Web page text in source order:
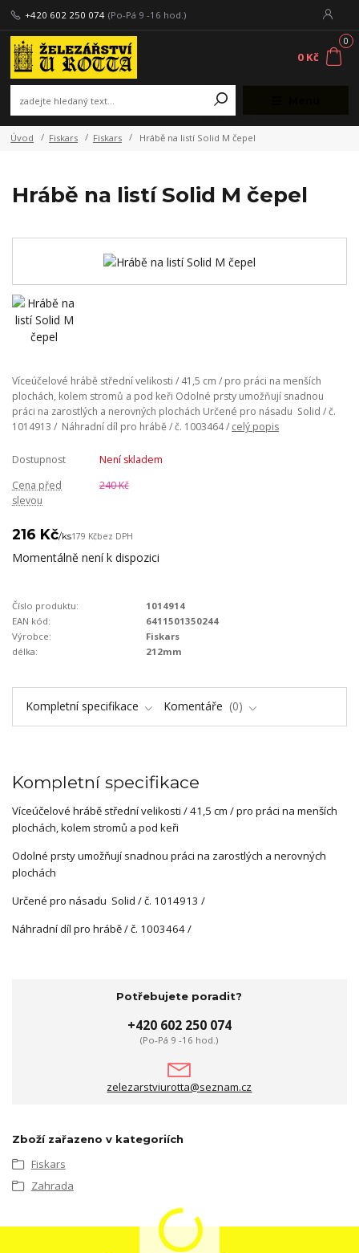
+420 602 250 074 (Po-Pá 9 -16 hod.)
0
0 Kč
Úvod Fiskars Fiskars Hrábě na listí Solid M čepel
Hrábě na listí Solid M čepel
Víceúčelové hrábě střední velikosti / 41,5 cm / pro práci na menších
plochách, kolem stromů a pod keři Odolné prsty umožňují snadnou
práci na zarostlých a nerovných plochách Určené pro násadu Solid / č.
1014913 / Náhradní díl pro hrábě / č. 1003464 /celý popis
Dostupnost
Není skladem
Cena před
slevou
240 Kč
216 Kč/ks179 Kčbez DPH
Momentálně není k dispozici
Číslo produktu:
1014914
EAN kód:
6411501350244
Výrobce:
Fiskars
délka:
212mm
Kompletní specifikace Komentáře 0
Kompletní specifikace
Víceúčelové hrábě střední velikosti / 41,5 cm / pro práci na menších
plochách, kolem stromů a pod keři
Odolné prsty umožňují snadnou práci na zarostlých a nerovných
plochách
Určené pro násadu Solid / č. 1014913 /
Náhradní díl pro hrábě / č. 1003464 /
Potřebujete poradit?
+420 602 250 074
(Po-Pá 9 -16 hod.)
zelezarstviurotta@seznam.cz
Zboží zařazeno v kategoriích
Fiskars
Zahrada